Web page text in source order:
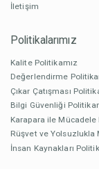
İletişim
Politikalarımız
Kalite Politikamız
Değerlendirme
Çıkar Çatışması
Bilgi Güvenliği
Karapara ile Mücadele
Rüşvet ve Yolsuzlukla
İnsan Kaynakları